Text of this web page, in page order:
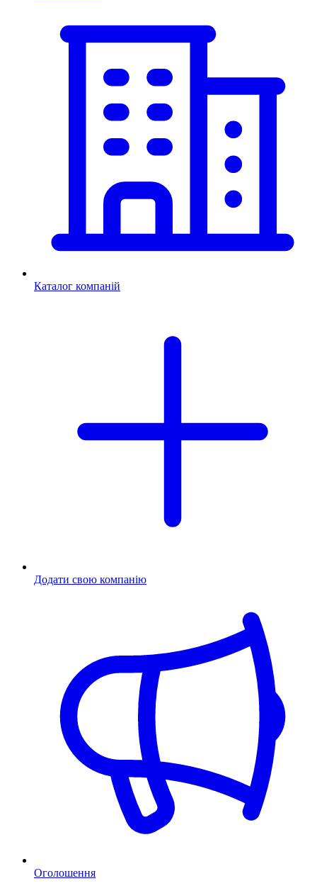
Каталог компаній
Додати свою компанію
Оголошення